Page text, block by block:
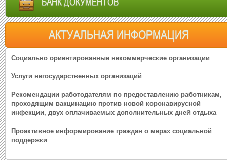
АКТУАЛЬНАЯ ИНФОРМАЦИЯ
Социально ориентированные некоммерческие организации
Услуги негосударственных организаций
Рекомендации работодателям по предоставлению работникам,
проходящим вакцинацию против новой коронавирусной
инфекции, двух оплачиваемых дополнительных дней отдыха
Проактивное информирование граждан о мерах социальной
поддержки